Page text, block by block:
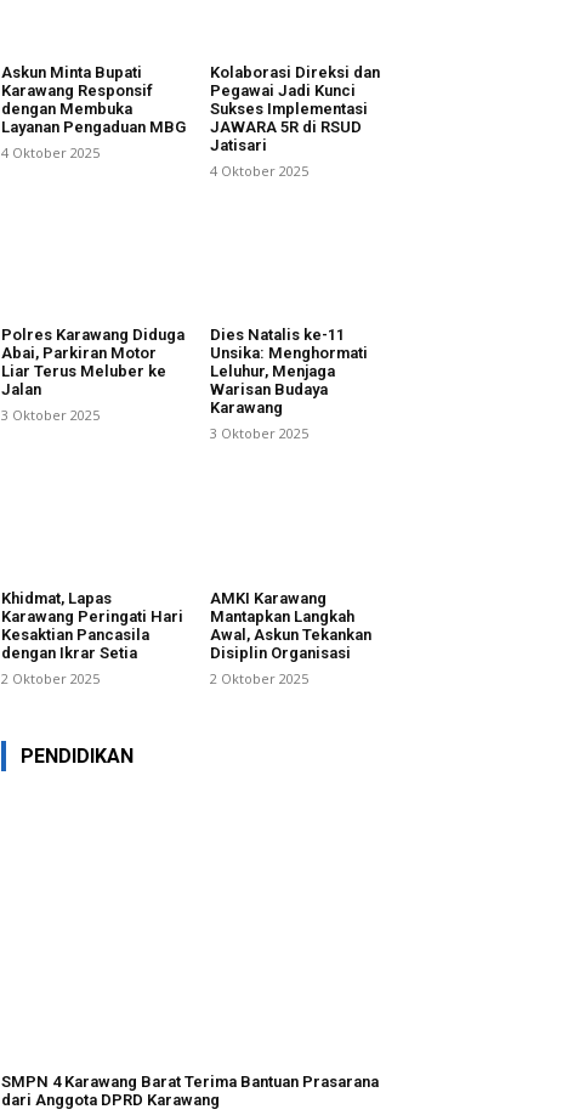
Askun Minta Bupati
Karawang Responsif
dengan Membuka
Layanan Pengaduan MBG
4 Oktober 2025
Kolaborasi Direksi dan
Pegawai Jadi Kunci
Sukses Implementasi
JAWARA 5R di RSUD
Jatisari
4 Oktober 2025
Polres Karawang Diduga
Abai, Parkiran Motor
Liar Terus Meluber ke
Jalan
3 Oktober 2025
Dies Natalis ke-11
Unsika: Menghormati
Leluhur, Menjaga
Warisan Budaya
Karawang
3 Oktober 2025
Khidmat, Lapas
Karawang Peringati Hari
Kesaktian Pancasila
dengan Ikrar Setia
2 Oktober 2025
AMKI Karawang
Mantapkan Langkah
Awal, Askun Tekankan
Disiplin Organisasi
2 Oktober 2025
PENDIDIKAN
SMPN 4 Karawang Barat Terima Bantuan Prasarana
dari Anggota DPRD Karawang